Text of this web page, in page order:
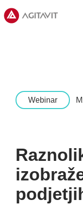
Agitavit
Webinar